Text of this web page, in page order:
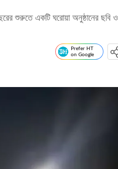
শুরুতে একটি ঘরোয়া অনুষ্ঠানের ছবি ও
Prefer HT
on Google